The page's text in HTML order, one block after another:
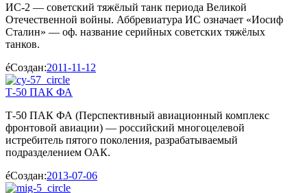
ИС-2 — советский тяжёлый танк периода Великой
Отечественной войны. Аббревиатура ИС означает «Иосиф
Сталин» — оф. название серийных советских тяжёлых
танков.
Создан:2011-11-12
Т-50 ПАК ФА
Т-50 ПАК ФА (Перспективный авиационный комплекс
фронтовой авиации) — российский многоцелевой
истребитель пятого поколения, разрабатываемый
подразделением ОАК.
Создан:2013-07-06